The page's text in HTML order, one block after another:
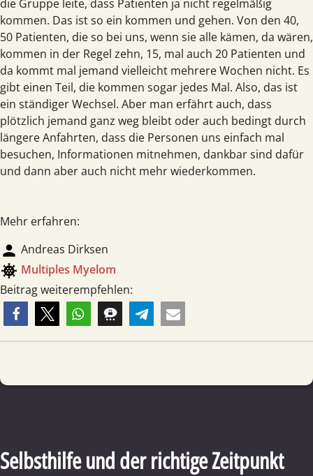
die Gruppe leite, dass Patienten ja nicht regelmäßig
kommen. Das ist so ein kommen und gehen. Von den 40,
50 Patienten, die so bei uns, wenn sie alle kämen, da wären,
kommen in der Regel zehn, 15, mal auch 20 Patienten und
da kommt mal jemand vielleicht mehrere Wochen nicht. Es
gibt einen Teil, die kommen sogar jedes Mal. Also, das ist
ein ständiger Wechsel. Aber man erfährt auch, dass
plötzlich jemand ganz weg bleibt oder auch bedingt durch
längere Anfahrten, dass die Personen uns einfach mal
besuchen, Informationen mitnehmen, dankbar sind dafür
und dann aber auch nicht mehr wiederkommen.
Mehr erfahren:
person Andreas Dirksen
coronavirus Multiples Myelom
Beitrag weiterempfehlen:
Selbsthilfe und der richtige Zeitpunkt